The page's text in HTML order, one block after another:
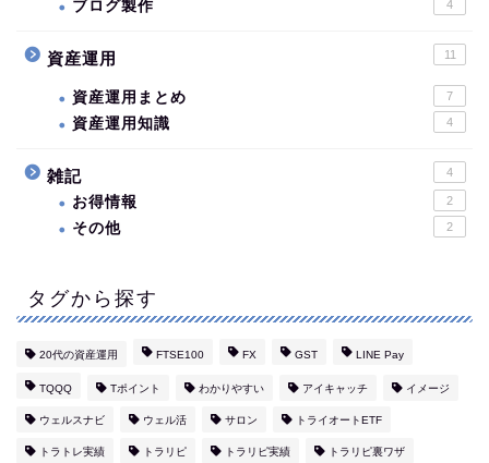
ブログ製作 4
資産運用 11
資産運用まとめ 7
資産運用知識 4
雑記 4
お得情報 2
その他 2
タグから探す
20代の資産運用 FTSE100 FX GST LINE Pay
TQQQ Tポイント わかりやすい アイキャッチ イメージ
ウェルスナビ ウェル活 サロン トライオートETF
トラトレ実績 トラリピ トラリピ実績 トラリピ裏ワザ